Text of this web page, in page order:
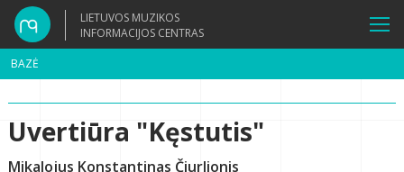
LIETUVOS MUZIKOS
INFORMACIJOS CENTRAS
BAZĖ
Uvertiūra "Kęstutis"
Mikalojus Konstantinas Čiurlionis